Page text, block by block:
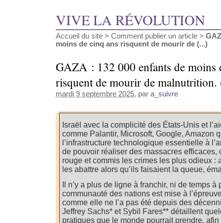
VIVE LA RÉVOLUTION
Accueil du site > Comment publier un article >
moins de cinq ans risquent de mourir de (...)
GAZA : 132 000 enfants de moins
risquent de mourir de malnutrition.
mardi 9 septembre 2025, par a_suivre
Israël avec la complicité des États-Unis et
comme Palantir, Microsoft, Google, Amazon
l’infrastructure technologique essentielle à
de pouvoir réaliser des massacres efficaces,
rouge et commis les crimes les plus odieux :
les abattre alors qu’ils faisaient la queue,
Il n’y a plus de ligne à franchir, ni de temps à
communauté des nations est mise à
comme elle ne l’a pas été depuis des
Jeffrey Sachs* et Sybil Fares** détaillent
pratiques que le monde pourrait prendre,